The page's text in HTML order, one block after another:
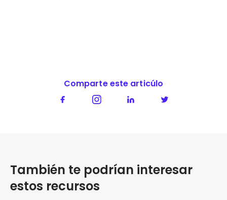
Comparte este articúlo
También te podrían interesar
estos recursos